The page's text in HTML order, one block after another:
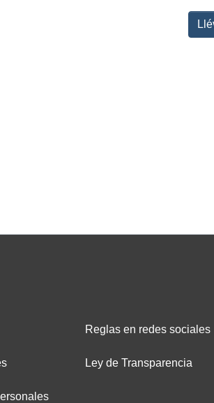
Reglas en redes sociales
Ley de Transparencia